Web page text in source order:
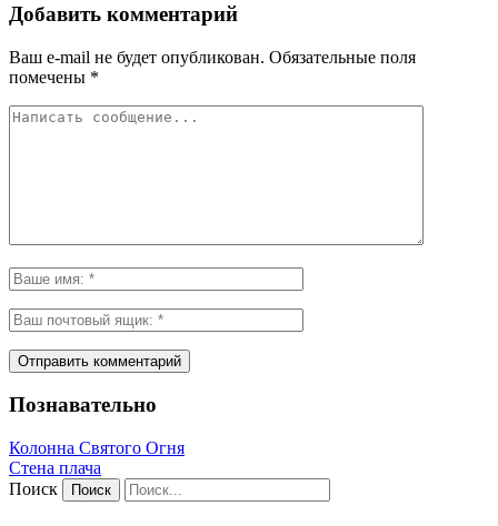
Добавить комментарий
Ваш e-mail не будет опубликован. Обязательные поля
помечены *
Познавательно
Колонна Святого Огня
Стена плача
Поиск